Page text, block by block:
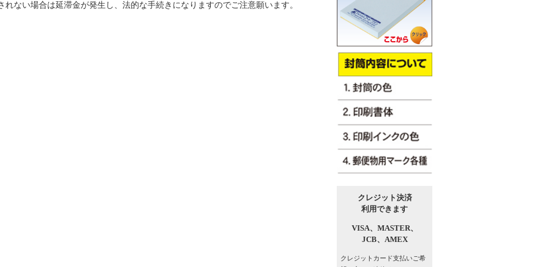
れない場合は延滞金が発生し、法的な手続きになりますのでご注意願います。
クレジット決済
利用できます
VISA、 MASTER、
JCB、 AMEX
クレジットカード支払いご希